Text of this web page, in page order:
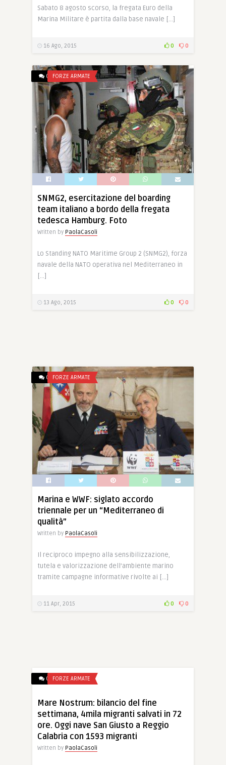
Sabato 8 agosto scorso, la fregata Euro della
Marina Militare è partita dalla base navale […]
16 Ago, 2015 0 0
0 FORZE ARMATE
SNMG2, esercitazione del boarding
team italiano a bordo della fregata
tedesca Hamburg. Foto
Written by PaolaCasoli
Lo Standing NATO Maritime Group 2 (SNMG2), forza
navale della NATO operativa nel Mediterraneo in
[…]
13 Ago, 2015 0 0
0 FORZE ARMATE
Marina e WWF: siglato accordo
triennale per un “Mediterraneo di
qualità”
Written by PaolaCasoli
Il reciproco impegno alla sensibilizzazione,
tutela e valorizzazione dell’ambiente marino
tramite campagne informative rivolte ai […]
11 Apr, 2015 0 0
0 FORZE ARMATE
Mare Nostrum: bilancio del fine
settimana, 4mila migranti salvati in 72
ore. Oggi nave San Giusto a Reggio
Calabria con 1593 migranti
Written by PaolaCasoli